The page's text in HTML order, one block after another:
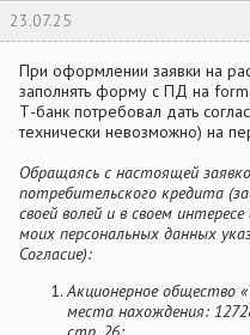
23.07.25
При оформлении заявки на
заполнять форму с ПД на
Т-банк потребовал дать
технически невозможно) на
Обращаясь с настоящей
потребительского кредита
своей волей и в своем
моих персональных данных
Согласие):
Акционерное общество
места нахождения: